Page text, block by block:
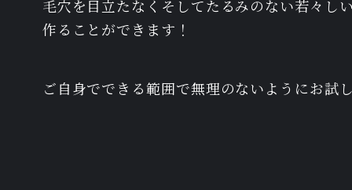
毛穴を目立たなくそしてたるみのない若々し
作ることができます！
ご自身でできる範囲で無理のないようにお試